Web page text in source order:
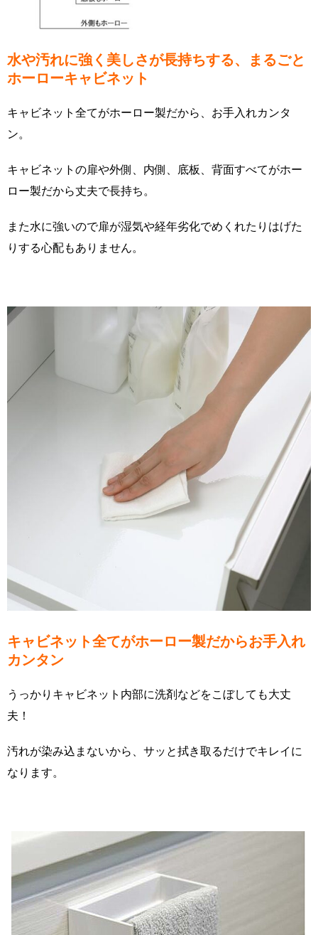
水や汚れに強く美しさが長持ちする、まるごと
ホーローキャビネット
キャビネット全てがホーロー製だから、お手入れカンタ
ン。
キャビネットの扉や外側、内側、底板、背面すべてがホー
ロー製だから丈夫で長持ち。
また水に強いので扉が湿気や経年劣化でめくれたりはげた
りする心配もありません。
キャビネット全てがホーロー製だからお手入れ
カンタン
うっかりキャビネット内部に洗剤などをこぼしても大丈
夫！
汚れが染み込まないから、サッと拭き取るだけでキレイに
なります。